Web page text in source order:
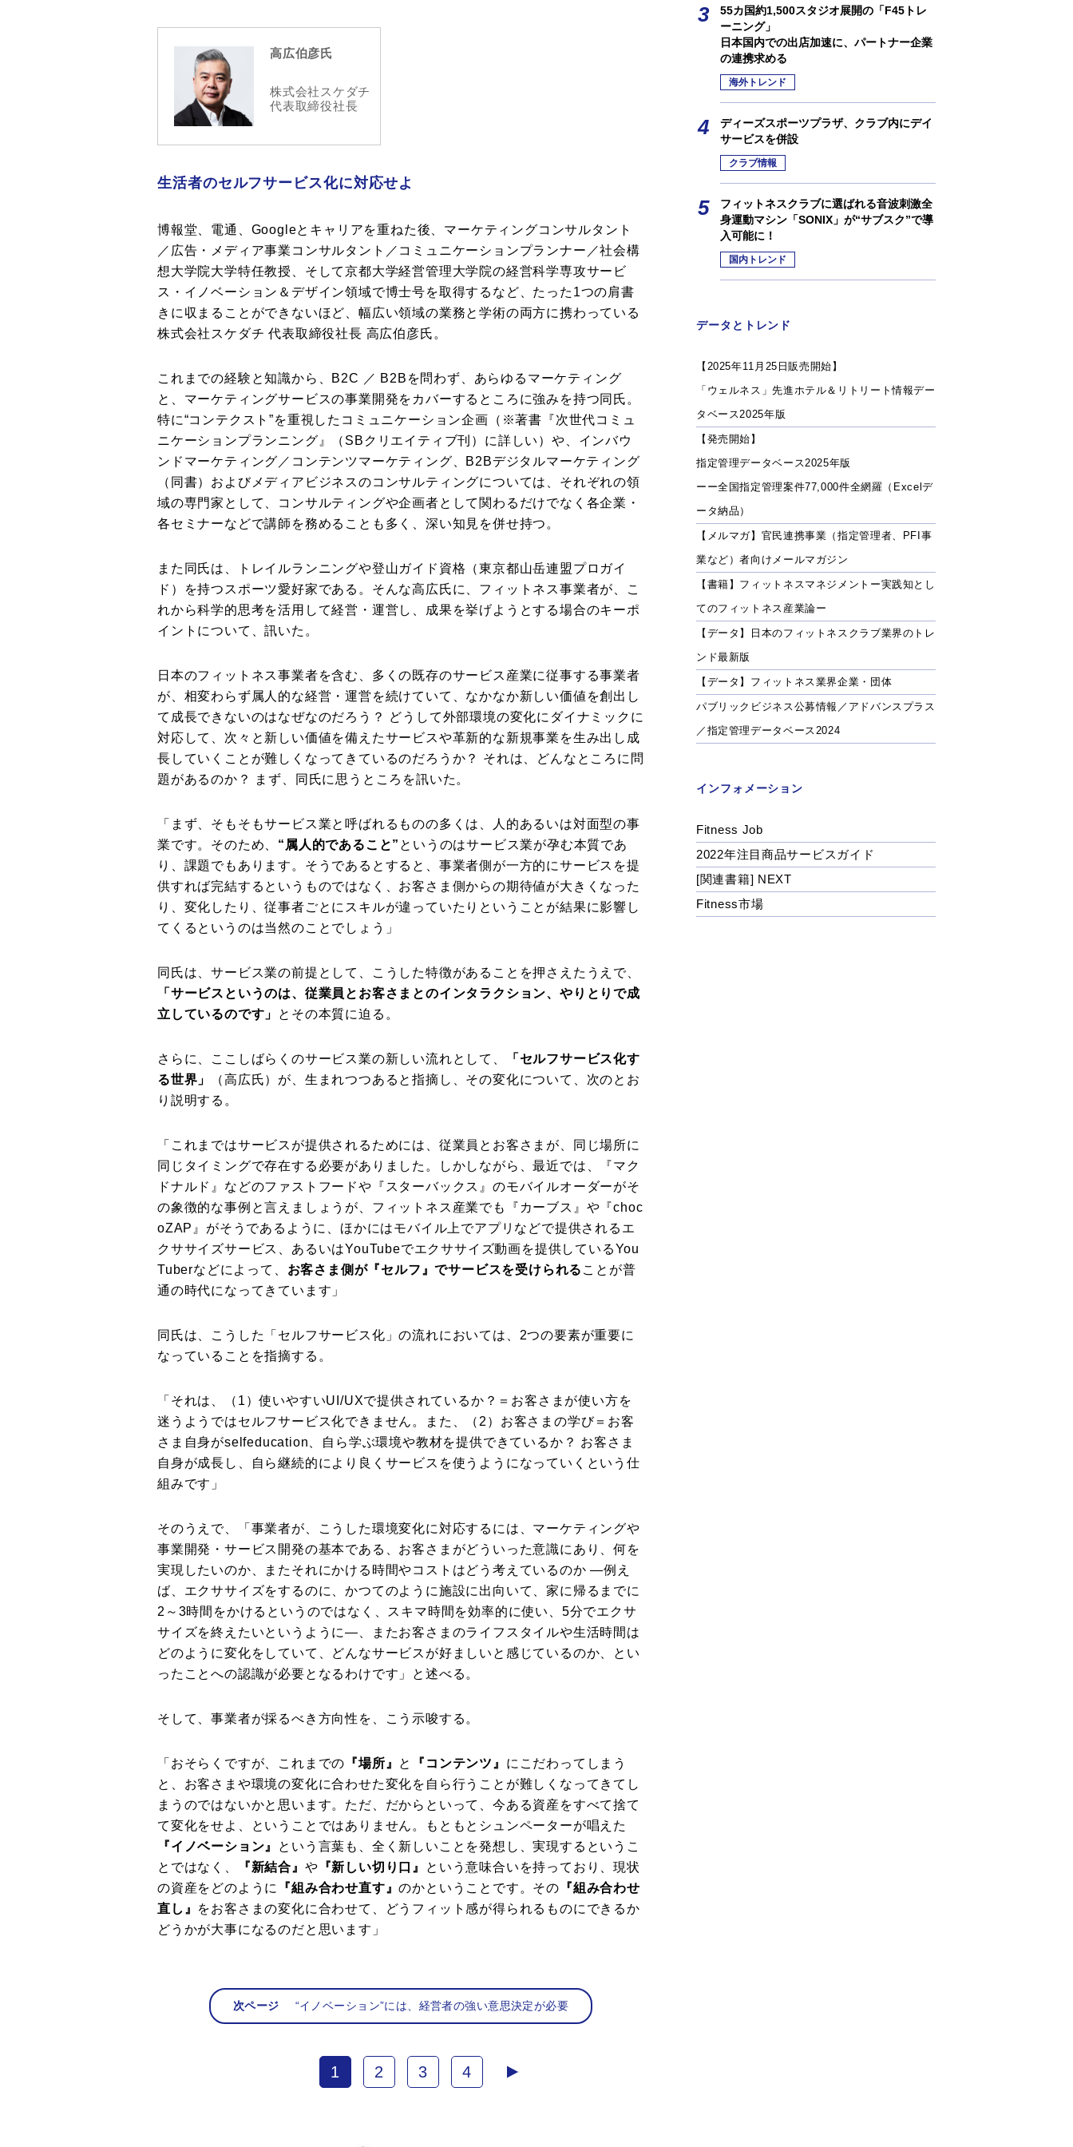
高広伯彦氏
株式会社スケダチ
代表取締役社長
生活者のセルフサービス化に対応せよ
博報堂、電通、Googleとキャリアを重ねた後、マーケティングコンサルタント
／広告・メディア事業コンサルタント／コミュニケーションプランナー／社会構
想大学院大学特任教授、そして京都大学経営管理大学院の経営科学専攻サービ
ス・イノベーション＆デザイン領域で博士号を取得するなど、たった1つの肩書
きに収まることができないほど、幅広い領域の業務と学術の両方に携わっている
株式会社スケダチ 代表取締役社長 高広伯彦氏。
これまでの経験と知識から、B2C ／ B2Bを問わず、あらゆるマーケティング
と、マーケティングサービスの事業開発をカバーするところに強みを持つ同氏。
特に“コンテクスト”を重視したコミュニケーション企画（※著書『次世代コミュ
ニケーションプランニング』（SBクリエイティブ刊）に詳しい）や、インバウ
ンドマーケティング／コンテンツマーケティング、B2Bデジタルマーケティング
（同書）およびメディアビジネスのコンサルティングについては、それぞれの領
域の専門家として、コンサルティングや企画者として関わるだけでなく各企業・
各セミナーなどで講師を務めることも多く、深い知見を併せ持つ。
また同氏は、トレイルランニングや登山ガイド資格（東京都山岳連盟プロガイ
ド）を持つスポーツ愛好家である。そんな高広氏に、フィットネス事業者が、こ
れから科学的思考を活用して経営・運営し、成果を挙げようとする場合のキーポ
イントについて、訊いた。
日本のフィットネス事業者を含む、多くの既存のサービス産業に従事する事業者
が、相変わらず属人的な経営・運営を続けていて、なかなか新しい価値を創出し
て成長できないのはなぜなのだろう？ どうして外部環境の変化にダイナミックに
対応して、次々と新しい価値を備えたサービスや革新的な新規事業を生み出し成
長していくことが難しくなってきているのだろうか？ それは、どんなところに問
題があるのか？ まず、同氏に思うところを訊いた。
「まず、そもそもサービス業と呼ばれるものの多くは、人的あるいは対面型の事
業です。そのため、 “属人的であること” というのはサービス業が孕む本質であ
り、課題でもあります。そうであるとすると、事業者側が一方的にサービスを提
供すれば完結するというものではなく、お客さま側からの期待値が大きくなった
り、変化したり、従事者ごとにスキルが違っていたりということが結果に影響し
てくるというのは当然のことでしょう」
同氏は、サービス業の前提として、こうした特徴があることを押さえたうえで、
「サービスというのは、従業員とお客さまとのインタラクション、やりとりで成
立しているのです」
とその本質に迫る。
さらに、ここしばらくのサービス業の新しい流れとして、
「セルフサービス化す
る世界」
（高広氏）が、生まれつつあると指摘し、その変化について、次のとお
り説明する。
「これまではサービスが提供されるためには、従業員とお客さまが、同じ場所に
同じタイミングで存在する必要がありました。しかしながら、最近では、『マク
ドナルド』などのファストフードや『スターバックス』のモバイルオーダーがそ
の象徴的な事例と言えましょうが、フィットネス産業でも『カーブス』や『choc
oZAP』がそうであるように、ほかにはモバイル上でアプリなどで提供されるエ
クササイズサービス、あるいはYouTubeでエクササイズ動画を提供しているYou
Tuberなどによって、 お客さま側が『セルフ』でサービスを受けられる ことが普
通の時代になってきています」
同氏は、こうした「セルフサービス化」の流れにおいては、2つの要素が重要に
なっていることを指摘する。
「それは、（1）使いやすいUI/UXで提供されているか？＝お客さまが使い方を
迷うようではセルフサービス化できません。また、（2）お客さまの学び＝お客
さま自身がselfeducation、自ら学ぶ環境や教材を提供できているか？ お客さま
自身が成長し、自ら継続的により良くサービスを使うようになっていくという仕
組みです」
そのうえで、「事業者が、こうした環境変化に対応するには、マーケティングや
事業開発・サービス開発の基本である、お客さまがどういった意識にあり、何を
実現したいのか、またそれにかける時間やコストはどう考えているのか ―例え
ば、エクササイズをするのに、かつてのように施設に出向いて、家に帰るまでに
2～3時間をかけるというのではなく、スキマ時間を効率的に使い、5分でエクサ
サイズを終えたいというように―、またお客さまのライフスタイルや生活時間は
どのように変化をしていて、どんなサービスが好ましいと感じているのか、とい
ったことへの認識が必要となるわけです」と述べる。
そして、事業者が採るべき方向性を、こう示唆する。
「おそらくですが、これまでの 『場所』 と 『コンテンツ』 にこだわってしまう
と、お客さまや環境の変化に合わせた変化を自ら行うことが難しくなってきてし
まうのではないかと思います。ただ、だからといって、今ある資産をすべて捨て
て変化をせよ、ということではありません。もともとシュンペーターが唱えた
『イノベーション』
という言葉も、全く新しいことを発想し、実現するというこ
とではなく、
『新結合』 や 『新しい切り口』
という意味合いを持っており、現状
の資産をどのように
『組み合わせ直す』のかということです。その 『組み合わせ
直し』 をお客さまの変化に合わせて、どうフィット感が得られるものにできるか
どうかが大事になるのだと思います」
次ページ “イノベーション”には、経営者の強い意思決定が必要
1 2 3 4
55カ国約1,500スタジオ展開の「F45トレ
ーニング」
日本国内での出店加速に、パートナー企業
の連携求める
海外トレンド
ディーズスポーツプラザ、クラブ内にデイ
サービスを併設
クラブ情報
フィットネスクラブに選ばれる音波刺激全
身運動マシン「SONIX」が“サブスク”で導
入可能に！
国内トレンド
データとトレンド
【2025年11月25日販売開始】
「ウェルネス」先進ホテル＆リトリート情報デー
タベース2025年版
【発売開始】
指定管理データベース2025年版
ーー全国指定管理案件77,000件全網羅（Excelデ
ータ納品）
【メルマガ】官民連携事業（指定管理者、PFI事
業など）者向けメールマガジン
【書籍】フィットネスマネジメントー実践知とし
てのフィットネス産業論ー
【データ】日本のフィットネスクラブ業界のトレ
ンド最新版
【データ】フィットネス業界企業・団体
パブリックビジネス公募情報／アドバンスプラス
／指定管理データベース2024
インフォメーション
Fitness Job
2022年注目商品サービスガイド
[関連書籍] NEXT
Fitness市場